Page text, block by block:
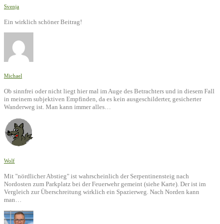
Svenja
Ein wirklich schöner Beitrag!
Michael
Ob sinnfrei oder nicht liegt hier mal im Auge des Betrachters und in diesem Fall
in meinem subjektiven Empfinden, da es kein ausgeschilderter, gesicherter
Wanderweg ist. Man kann immer alles…
Wolf
Mit "nördlicher Abstieg" ist wahrscheinlich der Serpentinensteig nach
Nordosten zum Parkplatz bei der Feuerwehr gemeint (siehe Karte). Der ist im
Vergleich zur Überschreitung wirklich ein Spazierweg. Nach Norden kann
man…